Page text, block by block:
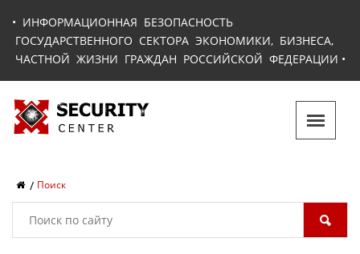
• ИНФОРМАЦИОННАЯ БЕЗОПАСНОСТЬ
ГОСУДАРСТВЕННОГО СЕКТОРА ЭКОНОМИКИ, БИЗНЕСА,
ЧАСТНОЙ ЖИЗНИ ГРАЖДАН РОССИЙСКОЙ ФЕДЕРАЦИИ •
Поиск